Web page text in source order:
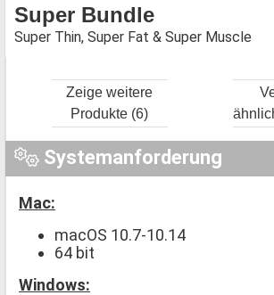
Super Bundle
Super Thin, Super Fat & Super Muscle
Zeige weitere
Produkte (6)
Systemanforderung
Mac:
macOS 10.7-10.14
64 bit
Windows: